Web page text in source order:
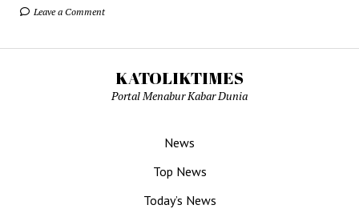
Leave a Comment
KATOLIKTIMES
Portal Menabur Kabar Dunia
News
Top News
Today’s News